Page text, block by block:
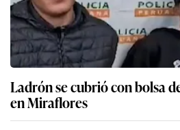
Ladrón se cubrió con bolsa
en Miraflores